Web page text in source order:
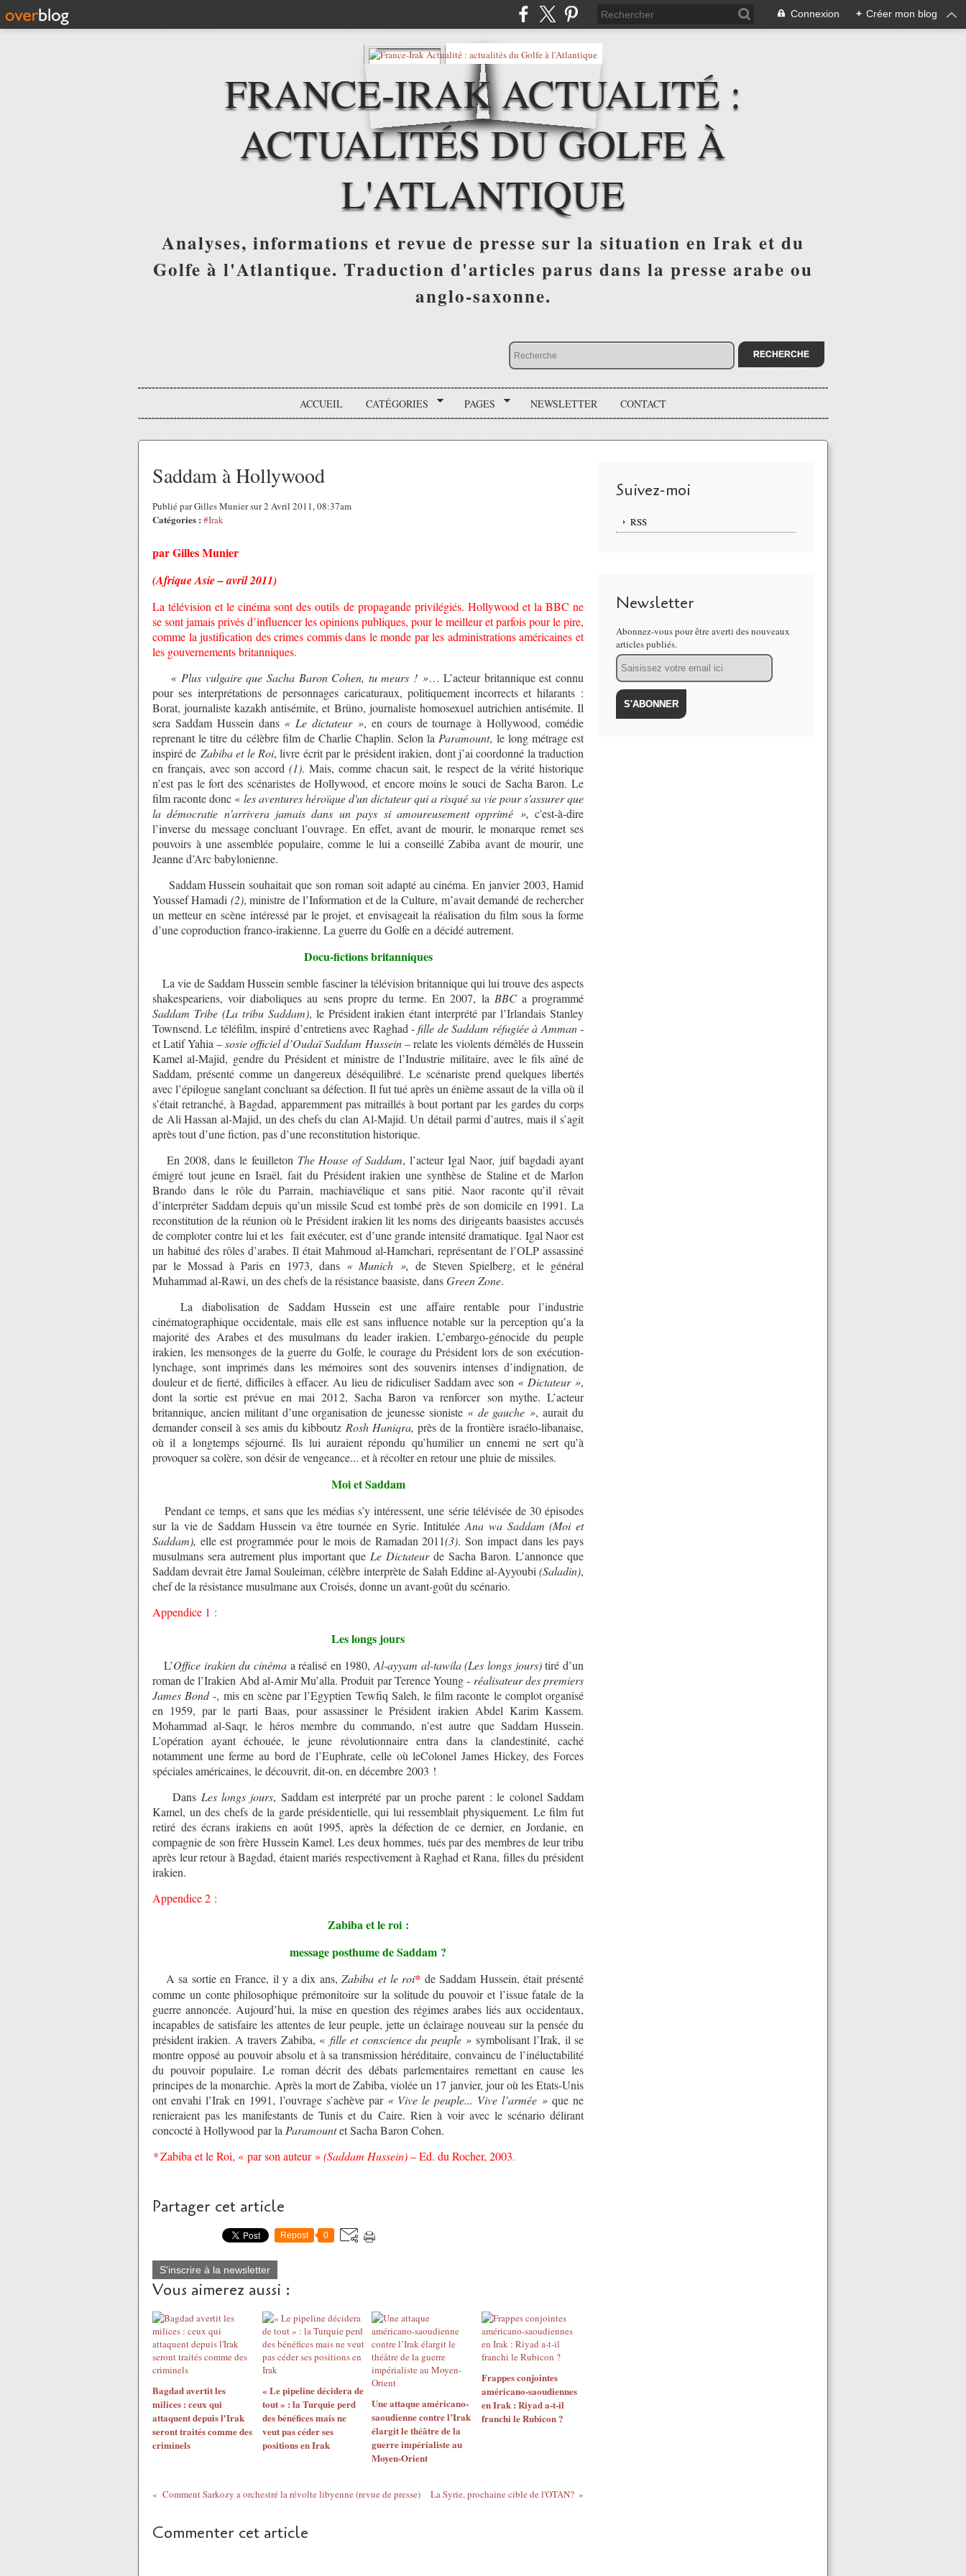
Connexion + Créer mon blog
FRANCE-IRAK ACTUALITÉ :
ACTUALITÉS DU GOLFE À
L'ATLANTIQUE
Analyses, informations et revue de presse sur la situation en Irak et du
Golfe à l'Atlantique. Traduction d'articles parus dans la presse arabe ou
anglo-saxonne.
ACCUEIL CATÉGORIES PAGES NEWSLETTER CONTACT
Saddam à Hollywood
Publié par Gilles Munier sur 2 Avril 2011, 08:37am
Catégories : #Irak
par Gilles Munier
(Afrique Asie – avril 2011)
La télévision et le cinéma sont des outils de propagande privilégiés. Hollywood et la BBC ne
se sont jamais privés d’influencer les opinions publiques, pour le meilleur et parfois pour le pire,
comme la justification des crimes commis dans le monde par les administrations américaines et
les gouvernements britanniques.
« Plus vulgaire que Sacha Baron Cohen, tu meurs ! »… L’acteur britannique est connu
pour ses interprétations de personnages caricaturaux, politiquement incorrects et hilarants :
Borat, journaliste kazakh antisémite, et Brüno, journaliste homosexuel autrichien antisémite. Il
sera Saddam Hussein dans « Le dictateur », en cours de tournage à Hollywood, comédie
reprenant le titre du célèbre film de Charlie Chaplin. Selon la Paramount, le long métrageest
inspiréde Zabiba et le Roi, livre écrit par le président irakien, dont j’ai coordonné la traduction
en français, avec son accord (1). Mais, comme chacun sait, le respect de la vérité historique
n’est pas le fort des scénaristes de Hollywood, et encore moins le souci de Sacha Baron. Le
film raconte donc « les aventures héroïque d'un dictateur qui a risqué sa vie pour s'assurer que
la démocratie n'arrivera jamais dans un pays si amoureusement opprimé », c'est-à-dire
l’inverse du message concluant l’ouvrage. En effet, avant de mourir, le monarque remet ses
pouvoirs à une assemblée populaire, comme le lui a conseillé Zabiba avant de mourir, une
Jeanne d’Arc babylonienne.
Saddam Hussein souhaitait que son roman soit adapté au cinéma. En janvier 2003, Hamid
Youssef Hamadi (2), ministre de l’Information et de la Culture, m’avait demandé de rechercher
un metteur en scène intéressé par le projet, et envisageait la réalisation du film sous la forme
d’une coproduction franco-irakienne. La guerre du Golfe en a décidé autrement.
Docu-fictions britanniques
La vie de Saddam Hussein semble fasciner la télévision britannique qui lui trouve des aspects
shakespeariens, voir diaboliques au sens propre du terme. En 2007, la BBCa programmé
Saddam Tribe (La tribu Saddam), le Président irakien étant interprété par l’Irlandais Stanley
Townsend. Le téléfilm, inspiré d’entretiens avec Raghad -fille de Saddam réfugiée à Amman-
et Latif Yahia –sosie officiel d’Oudaï Saddam Hussein– relate les violents démêlés de Hussein
Kamel al-Majid, gendre du Président et ministre de l’Industrie militaire, avec le fils aîné de
Saddam, présenté comme un dangereux déséquilibré. Le scénariste prend quelques libertés
avec l’épilogue sanglant concluant sa défection. Il fut tué après un énième assaut de la villa où il
s’était retranché, à Bagdad, apparemment pas mitraillés à bout portant par les gardes du corps
de Ali Hassan al-Majid, un des chefs du clan Al-Majid. Un détail parmi d’autres, mais il s’agit
après tout d’une fiction, pas d’une reconstitution historique.
En 2008, dans le feuilleton The House of Saddam, l’acteur Igal Naor, juif bagdadi ayant
émigré tout jeune en Israël, fait du Président irakien une synthèse de Staline et de Marlon
Brando dans le rôle du Parrain, machiavélique et sans pitié. Naor raconte qu’il rêvait
d’interpréter Saddam depuis qu’un missile Scud est tombé près de son domicile en 1991. La
reconstitution de la réunion où le Président irakien lit les noms des dirigeants baasistes accusés
de comploter contre lui et les fait exécuter, est d’une grande intensité dramatique. Igal Naor est
un habitué des rôles d’arabes. Il était Mahmoud al-Hamchari, représentant de l’OLP assassiné
par le Mossad à Paris en 1973, dans « Munich », de Steven Spielberg, et le général
Muhammad al-Rawi, un des chefs de la résistance baasiste, dansGreen Zone.
La diabolisation de Saddam Hussein est une affaire rentable pour l’industrie
cinématographique occidentale, mais elle est sans influence notable sur la perception qu’a la
majorité des Arabes et des musulmans du leader irakien. L’embargo-génocide du peuple
irakien, les mensonges de la guerre du Golfe, le courage du Président lors de son exécution-
lynchage, sont imprimés dans les mémoires sont des souvenirs intenses d’indignation, de
douleur et de fierté, difficiles à effacer. Au lieu de ridiculiser Saddam avec son « Dictateur »,
dont la sortie est prévue en mai 2012, Sacha Baron va renforcer son mythe. L’acteur
britannique, ancien militant d’une organisation de jeunesse sioniste « de gauche », aurait du
demander conseil à ses amis du kibboutz Rosh Haniqra, près de la frontière israélo-libanaise,
où il a longtemps séjourné. Ils lui auraient répondu qu’humilier un ennemi ne sert qu’à
provoquer sa colère, son désir de vengeance... et à récolter en retour une pluie de missiles.
Moi et Saddam
Pendant ce temps, et sans que les médias s’y intéressent, une série télévisée de 30 épisodes
sur la vie de Saddam Hussein va être tournée en Syrie. Intitulée Ana wa Saddam (Moi et
Saddam), elle est programmée pour le mois de Ramadan 2011(3). Son impact dans les pays
musulmans sera autrement plus important que Le Dictateurde Sacha Baron. L’annonce que
Saddam devrait être Jamal Souleiman, célèbre interprète de Salah Eddine al-Ayyoubi (Saladin),
chef de la résistance musulmane aux Croisés, donne un avant-goût du scénario.
Appendice 1 :
Les longs jours
L’Office irakien du cinémaa réalisé en 1980,Al-ayyam al-tawila (Les longs jours)tiré d’un
roman de l’Irakien Abd al-Amir Mu’alla. Produit par Terence Young - réalisateur des premiers
James Bond-, mis en scène par l’Egyptien Tewfiq Saleh, le film raconte le complot organisé
en 1959, par le parti Baas, pour assassiner le Président irakien Abdel Karim Kassem.
Mohammad al-Saqr, le héros membre du commando, n’est autre que Saddam Hussein.
L’opération ayant échouée, le jeune révolutionnaire entra dans la clandestinité, caché
notamment une ferme au bord de l’Euphrate, celle où leColonel James Hickey, des Forces
spéciales américaines, le découvrit, dit-on, en décembre 2003 !
Dans Les longs jours, Saddam est interprété par un proche parent : le colonel Saddam
Kamel, un des chefs de la garde présidentielle, qui lui ressemblait physiquement. Le film fut
retiré des écrans irakiens en août 1995, après la défection de ce dernier, en Jordanie, en
compagnie de son frère Hussein Kamel. Les deux hommes, tués par des membres de leur tribu
après leur retour à Bagdad, étaient mariés respectivement à Raghad et Rana, filles du président
irakien.
Appendice 2 :
Zabiba et le roi :
message posthume de Saddam ?
A sa sortie en France, il y a dix ans,Zabiba et le roi* de Saddam Hussein, était présenté
comme un conte philosophique prémonitoire sur la solitude du pouvoir et l’issue fatale de la
guerre annoncée. Aujourd’hui, la mise en question des régimes arabes liés aux occidentaux,
incapables de satisfaire les attentes de leur peuple, jette un éclairage nouveau sur la pensée du
président irakien. A travers Zabiba, « fille et conscience du peuple » symbolisant l’Irak, il se
montre opposé au pouvoir absolu et à sa transmission héréditaire, convaincu de l’inéluctabilité
du pouvoir populaire. Le roman décrit des débats parlementaires remettant en cause les
principes de la monarchie. Après la mort de Zabiba, violée un 17 janvier, jour où les Etats-Unis
ont envahi l’Irak en 1991, l’ouvrage s’achève par « Vive le peuple... Vive l’armée » que ne
renieraient pas les manifestants de Tunis et du Caire. Rien à voir avec le scénario délirant
concocté à Hollywood par la Paramountet Sacha Baron Cohen.
*Zabiba et le Roi, « par son auteur » (Saddam Hussein)– Ed. du Rocher, 2003.
Partager cet article
Repost 0
S'inscrire à la newsletter
Vous aimerez aussi :
Bagdad avertit les
milices : ceux qui
attaquent depuis l'Irak
seront traités comme des
criminels
« Le pipeline décidera de
tout » : la Turquie perd
des bénéfices mais ne
veut pas céder ses
positions en Irak
Une attaque américano-
saoudienne contre l’Irak
élargit le théâtre de la
guerre impérialiste au
Moyen-Orient
Frappes conjointes
américano-saoudiennes
en Irak : Riyad a-t-il
franchi le Rubicon ?
Comment Sarkozy a orchestré la révolte libyenne (revue de presse) La Syrie, prochaine cible de l'OTAN?
Commenter cet article
Suivez-moi
RSS
Newsletter
Abonnez-vous pour être averti des nouveaux
articles publiés.
Email